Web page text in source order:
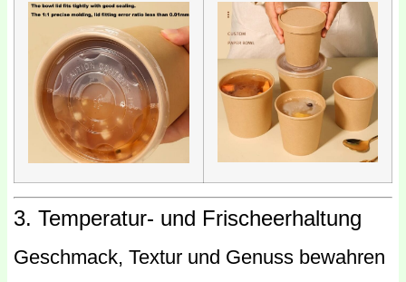
3. Temperatur- und Frischeerhaltung
Geschmack, Textur und Genuss bewahren